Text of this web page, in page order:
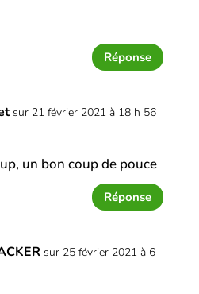
Réponse
sur 21 février 2021 à 18 h 56
un bon coup de pouce
Réponse
sur 25 février 2021 à 6